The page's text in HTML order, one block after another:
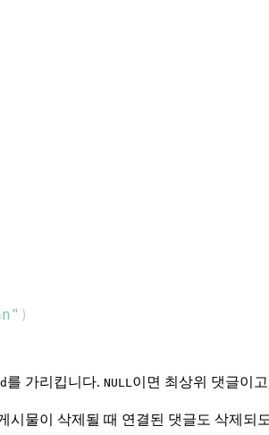
)
를 가리킵니다. NULL이면 최상위 댓글이
시물이 삭제될 때 연결된 댓글도 삭제되